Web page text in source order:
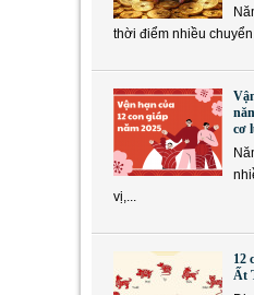
thời điểm nhiều
cơ
vị,...
12
Ất